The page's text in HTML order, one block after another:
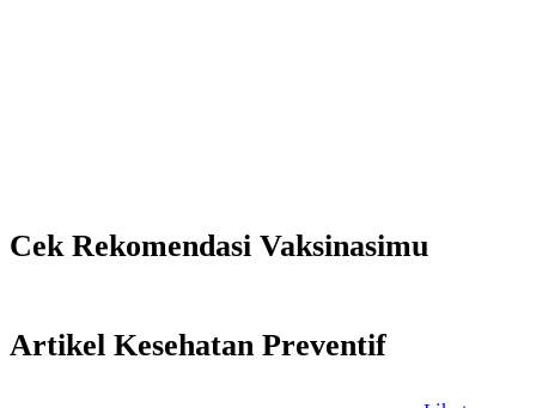
Cek Rekomendasi Vaksinasimu
Artikel Kesehatan Preventif